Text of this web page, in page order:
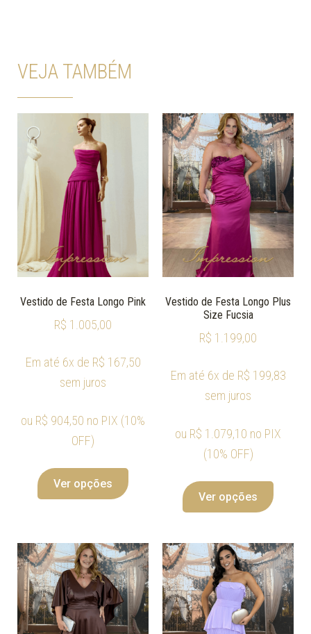
VEJA TAMBÉM
Vestido de Festa Longo Pink
R$ 1.005,00
Em até 6x de R$ 167,50
sem juros
ou R$ 904,50 no PIX (10%
OFF)
Ver opções
Vestido de Festa Longo Plus
Size Fucsia
R$ 1.199,00
Em até 6x de R$ 199,83
sem juros
ou R$ 1.079,10 no PIX
(10% OFF)
Ver opções